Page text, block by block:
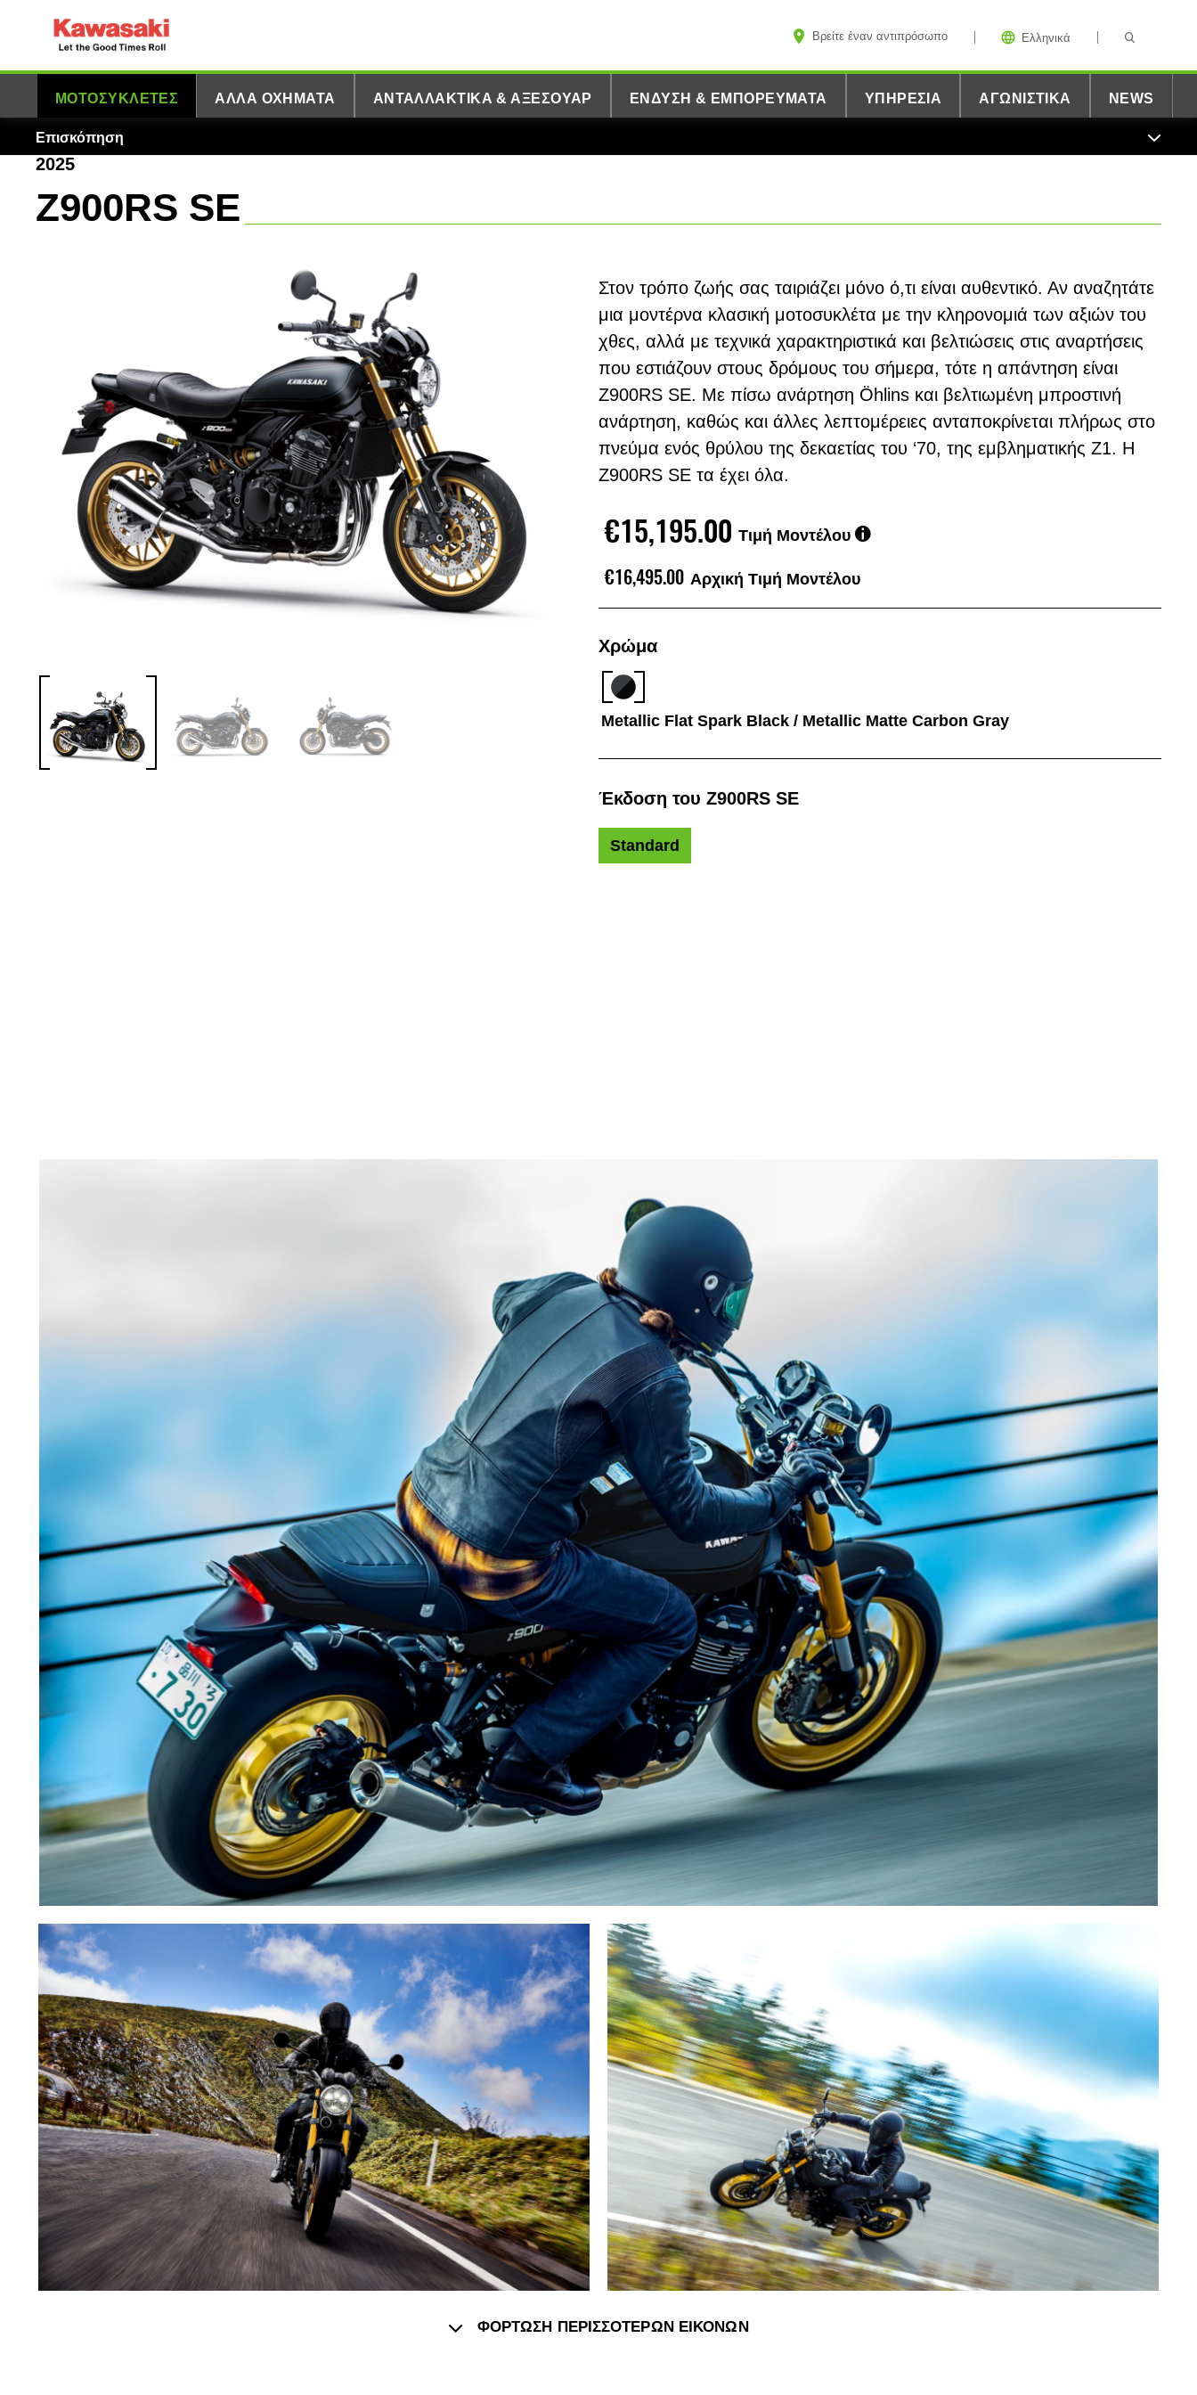
Βρείτε έναν αντιπρόσωπο Ελληνικά
ΜΟΤΟΣΥΚΛΈΤΕΣ ΆΛΛΑ ΟΧΉΜΑΤΑ ΑΝΤΑΛΛΑΚΤΙΚΆ & ΑΞΕΣΟΥΆΡ ΈΝΔΥΣΗ & ΕΜΠΟΡΕΎΜΑΤΑ ΥΠΗΡΕΣΊΑ ΑΓΩΝΙΣΤΙΚΆ NEWS
Επισκόπηση
2025
Z900RS SE
Στον τρόπο ζωής σας ταιριάζει μόνο ό,τι είναι αυθεντικό. Αν αναζητάτε
μια μοντέρνα κλασική μοτοσυκλέτα με την κληρονομιά των αξιών του
χθες, αλλά με τεχνικά χαρακτηριστικά και βελτιώσεις στις αναρτήσεις
που εστιάζουν στους δρόμους του σήμερα, τότε η απάντηση είναι
Z900RS SE. Με πίσω ανάρτηση Öhlins και βελτιωμένη μπροστινή
ανάρτηση, καθώς και άλλες λεπτομέρειες ανταποκρίνεται πλήρως στο
πνεύμα ενός θρύλου της δεκαετίας του ‘70, της εμβληματικής Z1. Η
Z900RS SE τα έχει όλα.
€15,195.00 Τιμή Μοντέλου
€16,495.00 Αρχική Τιμή Μοντέλου
Χρώμα
Metallic Flat Spark Black / Metallic Matte Carbon Gray
Έκδοση του Z900RS SE
Standard
ΦΟΡΤΩΣΗ ΠΕΡΙΣΣΟΤΕΡΩΝ ΕΙΚΟΝΩΝ